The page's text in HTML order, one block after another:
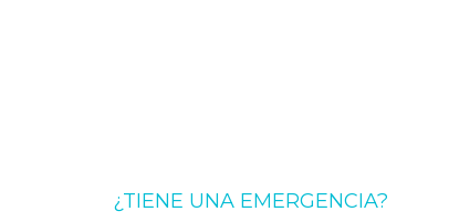
¿TIENE UNA EMERGENCIA?